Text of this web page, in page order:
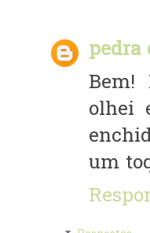
pedra
Bem!
olhei
um